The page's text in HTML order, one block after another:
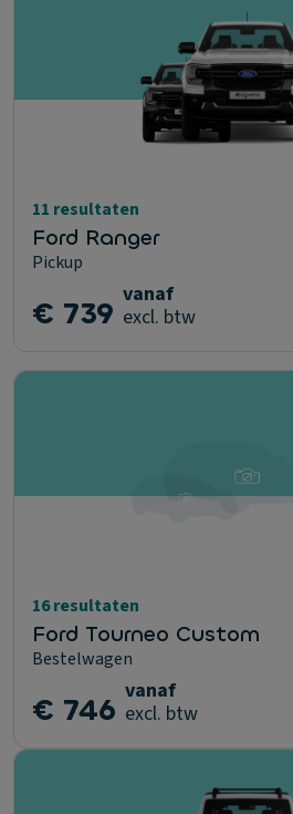
11 resultaten
Ford Ranger
Pickup
€ 739 vanaf
excl. btw
16 resultaten
Ford Tourneo Custom
Bestelwagen
€ 746 vanaf
excl. btw